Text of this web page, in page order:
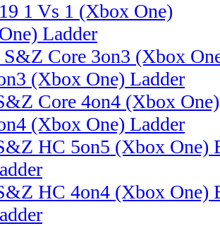
Ladder
(Xbox One) Ladder
(Xbox One) Ladder